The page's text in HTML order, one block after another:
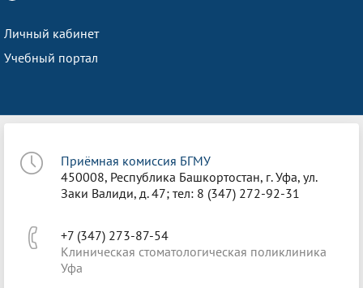
Личный кабинет
Учебный портал
Приёмная комиссия БГМУ
450008, Республика Башкортостан, г. Уфа, ул.
Заки Валиди, д. 47; тел: 8 (347) 272-92-31
+7 (347) 273-87-54
Клиническая стоматологическая поликлиника
Уфа